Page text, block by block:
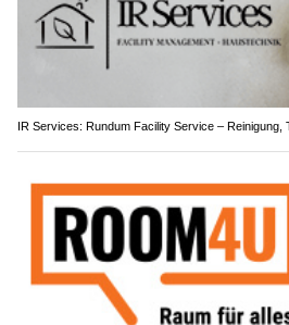
IR Services: Rundum Facility Service – Reinigung,